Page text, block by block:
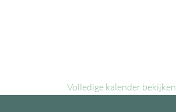
Volledige kalender bekijken